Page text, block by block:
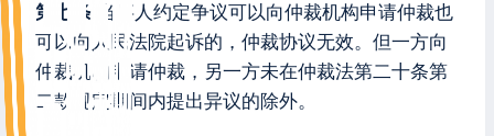
第七条 当事人约定争议可以向仲裁机构申请仲裁也
可以向人民法院起诉的，仲裁协议无效。但一方向
仲裁机构申请仲裁，另一方未在仲裁法第二十条第
二款规定期间内提出异议的除外。